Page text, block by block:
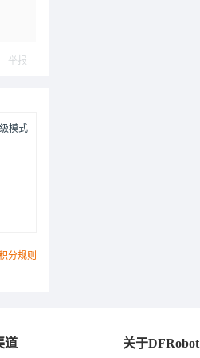
举报
模式
分规则
道 关于DFRobot